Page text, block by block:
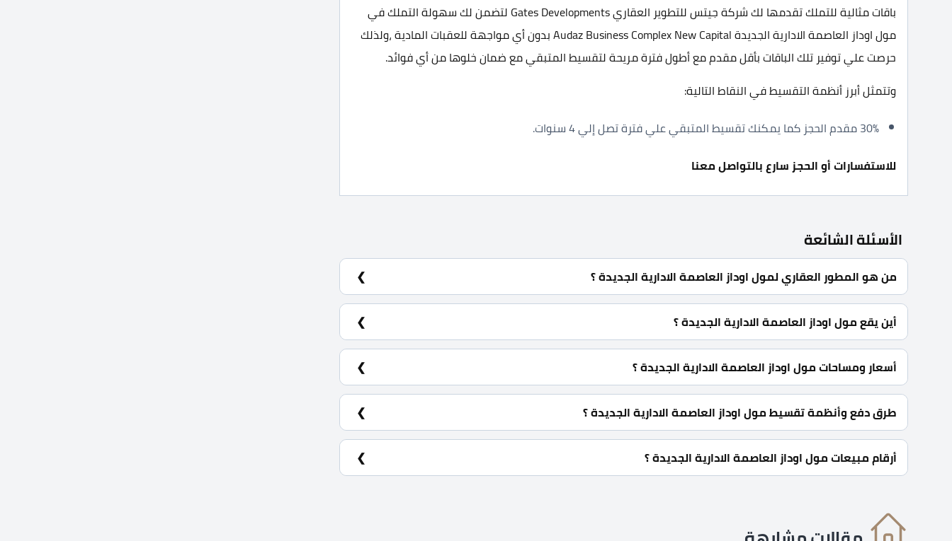
باقات مثالية للتملك تقدمها لك شركة جيتس للتطوير العقاري Gates Developments لتضمن لك سهولة التملك في
مول اوداز العاصمة الادارية الجديدة Audaz Business Complex New Capital بدون أي مواجهة للعقبات المادية ،ولذلك
حرصت علي توفير تلك الباقات بأقل مقدم مع أطول فترة مريحة لتقسيط المتبقي مع ضمان خلوها من أي فوائد.
وتتمثل أبرز أنظمة التقسيط في النقاط التالية:
30% مقدم الحجز كما يمكنك تقسيط المتبقي علي فترة تصل إلي 4 سنوات.
للاستفسارات أو الحجز سارع بالتواصل معنا
الأسئلة الشائعة
من هو المطور العقاري لمول اوداز العاصمة الادارية الجديدة ؟
شركة جيتس للتطوير العقاري Gates Developments.
أين يقع مول اوداز العاصمة الادارية الجديدة ؟
يقع مول اوداز العاصمة بقلب الحي المالي أمام محطة قطار المونوريل بالقرب من القصر الرئاسي.
أسعار ومساحات مول اوداز العاصمة الادارية الجديدة ؟
وحدات استثمارية في مول اوداز العاصمة بمساحات تبدأ من 33 متر مربع كما تبدأ الأسعار من 4,261,690 جنية مصري.
طرق دفع وأنظمة تقسيط مول اوداز العاصمة الادارية الجديدة ؟
30% مقدم الحجز و أيضا يمكنك تقسيط الباقي حتي 4 سنوات بدون فوائد.
أرقام مبيعات مول اوداز العاصمة الادارية الجديدة ؟
للحجز أو الاستفسار اتصل بنا: 01060626827